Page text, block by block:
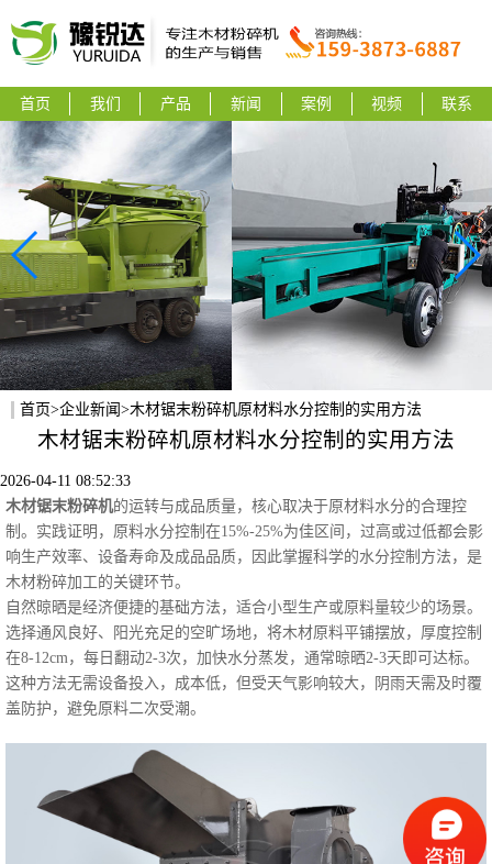
首页 我们 产品 新闻 案例 视频 联系
首页>企业新闻 >木材锯末粉碎机原材料水分控制的实用方法
木材锯末粉碎机原材料水分控制的实用方法
2026-04-11 08:52:33
木材锯末粉碎机的运转与成品质量，核心取决于原材料水分的合理控
制。实践证明，原料水分控制在15%-25%为佳区间，过高或过低都会影
响生产效率、设备寿命及成品品质，因此掌握科学的水分控制方法，是
木材粉碎加工的关键环节。
自然晾晒是经济便捷的基础方法，适合小型生产或原料量较少的场景。
选择通风良好、阳光充足的空旷场地，将木材原料平铺摆放，厚度控制
在8-12cm，每日翻动2-3次，加快水分蒸发，通常晾晒2-3天即可达标。
这种方法无需设备投入，成本低，但受天气影响较大，阴雨天需及时覆
盖防护，避免原料二次受潮。